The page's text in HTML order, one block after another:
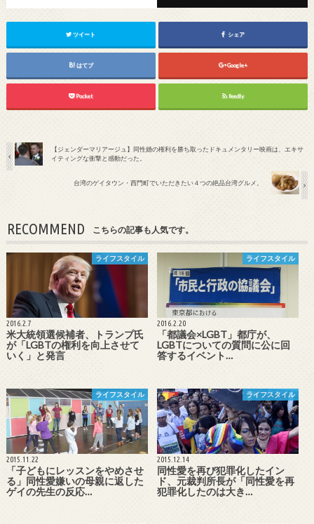
ツイート シェア
はてブ Google+
Pocket feedly
【ジェンダーマリアージュ】同性婚の権利を勝ち取ったドキュメンタリー映画は、エキサ
イティングな衝撃と感動だった。
台湾のゲイタウン・西門町でいただきたい４つの絶品台湾グルメ。
RECOMMEND こちらの記事も人気です。
ライフスタイル
2016.2.7
米大統領選候補者、トランプ氏
が「LGBTの権利を向上させて
いく」と発言
ライフスタイル
2016.2.20
「都議会×LGBT」都庁が、
LGBTについての質問に公に回
答するイベント…
ライフスタイル
2015.11.22
「子どもにレッスンをやめさせ
る」同性愛嫌いの母親に返した
ゲイの先生の反応…
ライフスタイル
2015.12.14
同性愛を再び犯罪化したイン
ド、元裁判所長が「同性愛を再
犯罪化したのは大き…